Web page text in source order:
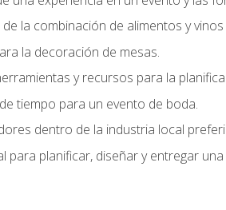
la combinación de alimentos y
la decoración de mesas.
y recursos para la
tiempo para un evento de boda.
dentro de la industria local
para planificar, diseñar y entregar